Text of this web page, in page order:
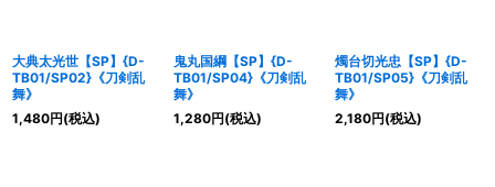
大典太光世【SP】{D-
TB01/SP02}《刀剣乱
舞》
1,480円(税込)
鬼丸国綱【SP】{D-
TB01/SP04}《刀剣乱
舞》
1,280円(税込)
燭台切光忠【SP】{D-
TB01/SP05}《刀剣乱
舞》
2,180円(税込)